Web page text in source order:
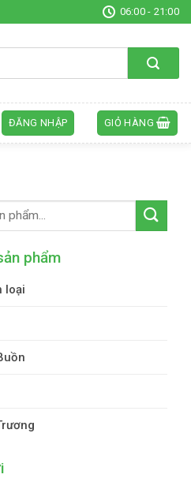
06:00 - 21:00
ĐĂNG NHẬP GIỎ HÀNG
phẩm
loại